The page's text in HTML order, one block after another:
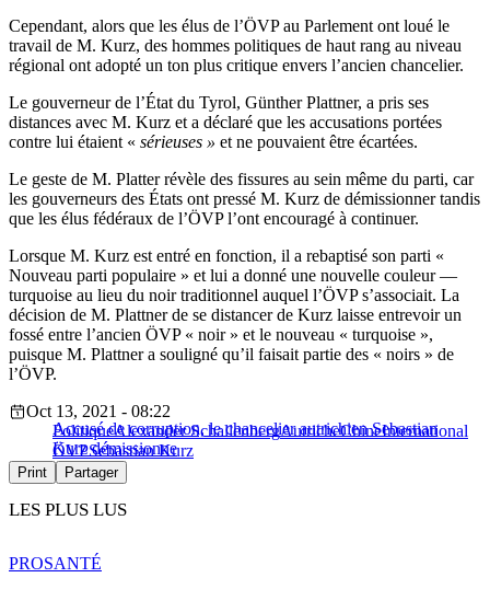
Cependant, alors que les élus de l’ÖVP au Parlement ont loué le
travail de M. Kurz, des hommes politiques de haut rang au niveau
régional ont adopté un ton plus critique envers l’ancien chancelier.
Le gouverneur de l’État du Tyrol, Günther Plattner, a pris ses
distances avec M. Kurz et a déclaré que les accusations portées
contre lui étaient « sérieuses » et ne pouvaient être écartées.
Le geste de M. Platter révèle des fissures au sein même du parti, car
les gouverneurs des États ont pressé M. Kurz de démissionner tandis
que les élus fédéraux de l’ÖVP l’ont encouragé à continuer.
Lorsque M. Kurz est entré en fonction, il a rebaptisé son parti «
Nouveau parti populaire » et lui a donné une nouvelle couleur —
turquoise au lieu du noir traditionnel auquel l’ÖVP s’associait. La
décision de M. Plattner de se distancer de Kurz laisse entrevoir un
fossé entre l’ancien ÖVP « noir » et le nouveau « turquoise »,
puisque M. Plattner a souligné qu’il faisait partie des « noirs » de
l’ÖVP.
Accusé de corruption, le chancelier autrichien Sebastian
Kurz démissionne
Oct 13, 2021 - 08:22
PolitiqueAlexander SchallenbergAutricheChineInternational
ÖVPSebastian Kurz
Print Partager
LES PLUS LUS
PROSANTÉ